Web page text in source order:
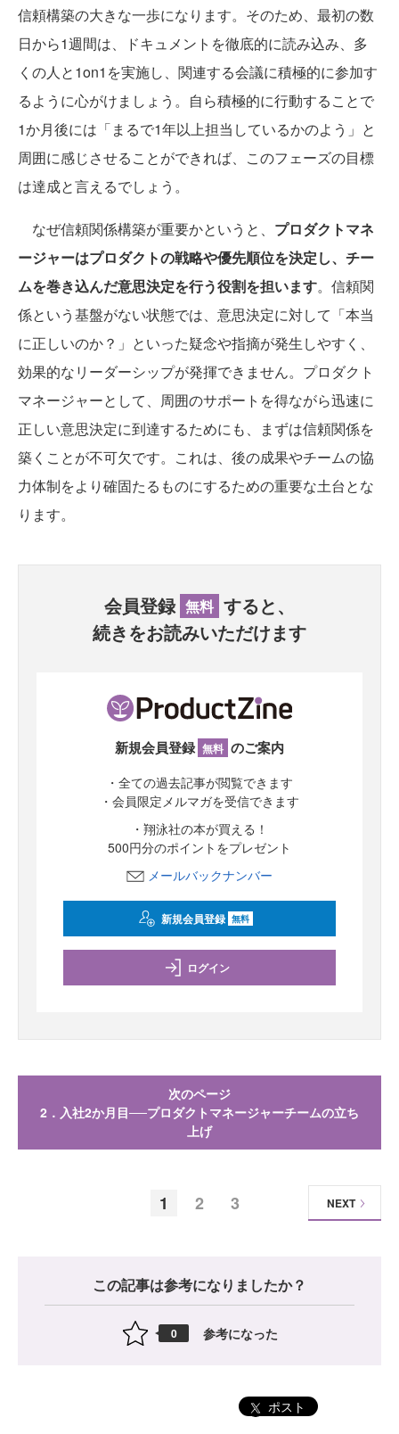
信頼構築の大きな一歩になります。そのため、最初の数
日から1週間は、ドキュメントを徹底的に読み込み、多
くの人と1on1を実施し、関連する会議に積極的に参加す
るように心がけましょう。自ら積極的に行動することで
1か月後には「まるで1年以上担当しているかのよう」と
周囲に感じさせることができれば、このフェーズの目標
は達成と言えるでしょう。
なぜ信頼関係構築が重要かというと、 プロダクトマネ
ージャーはプロダクトの戦略や優先順位を決定し、チー
ムを巻き込んだ意思決定を行う役割を担います。信頼関
係という基盤がない状態では、意思決定に対して「本当
に正しいのか？」といった疑念や指摘が発生しやすく、
効果的なリーダーシップが発揮できません。プロダクト
マネージャーとして、周囲のサポートを得ながら迅速に
正しい意思決定に到達するためにも、まずは信頼関係を
築くことが不可欠です。これは、後の成果やチームの協
力体制をより確固たるものにするための重要な土台とな
ります。
会員登録 無料 すると、
続きをお読みいただけます
新規会員登録 無料 のご案内
・全ての過去記事が閲覧できます
・会員限定メルマガを受信できます
・翔泳社の本が買える！
500円分のポイントをプレゼント
メールバックナンバー
新規会員登録 無料
ログイン
次のページ
2．入社2か月目──プロダクトマネージャーチームの立ち
上げ
1 2 3 NEXT
この記事は参考になりましたか？
0 参考になった
ポスト